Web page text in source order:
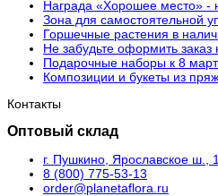
Награда «Хорошее место» -
Зона для самостоятельной
Горшечные растения в
Не забудьте оформить заказ
Подарочные наборы к 8
Композиции и букеты из
Контакты
Оптовый склад
г. Пушкино, Ярославское ш.,
8 (800) 775-53-13
order@planetaflora.ru